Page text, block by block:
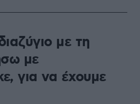
με τη
με
για να έχουμε